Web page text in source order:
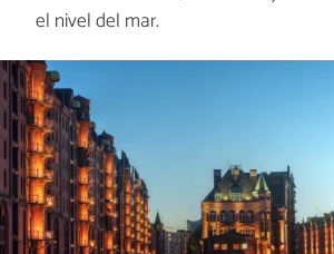
el nivel del mar.